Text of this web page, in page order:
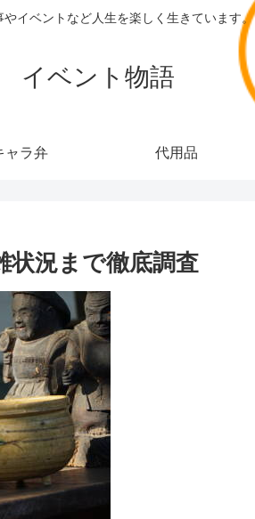
やイベントなど人生を楽しく生きています。
イベント物語
ャラ弁 代用品
状況まで徹底調査